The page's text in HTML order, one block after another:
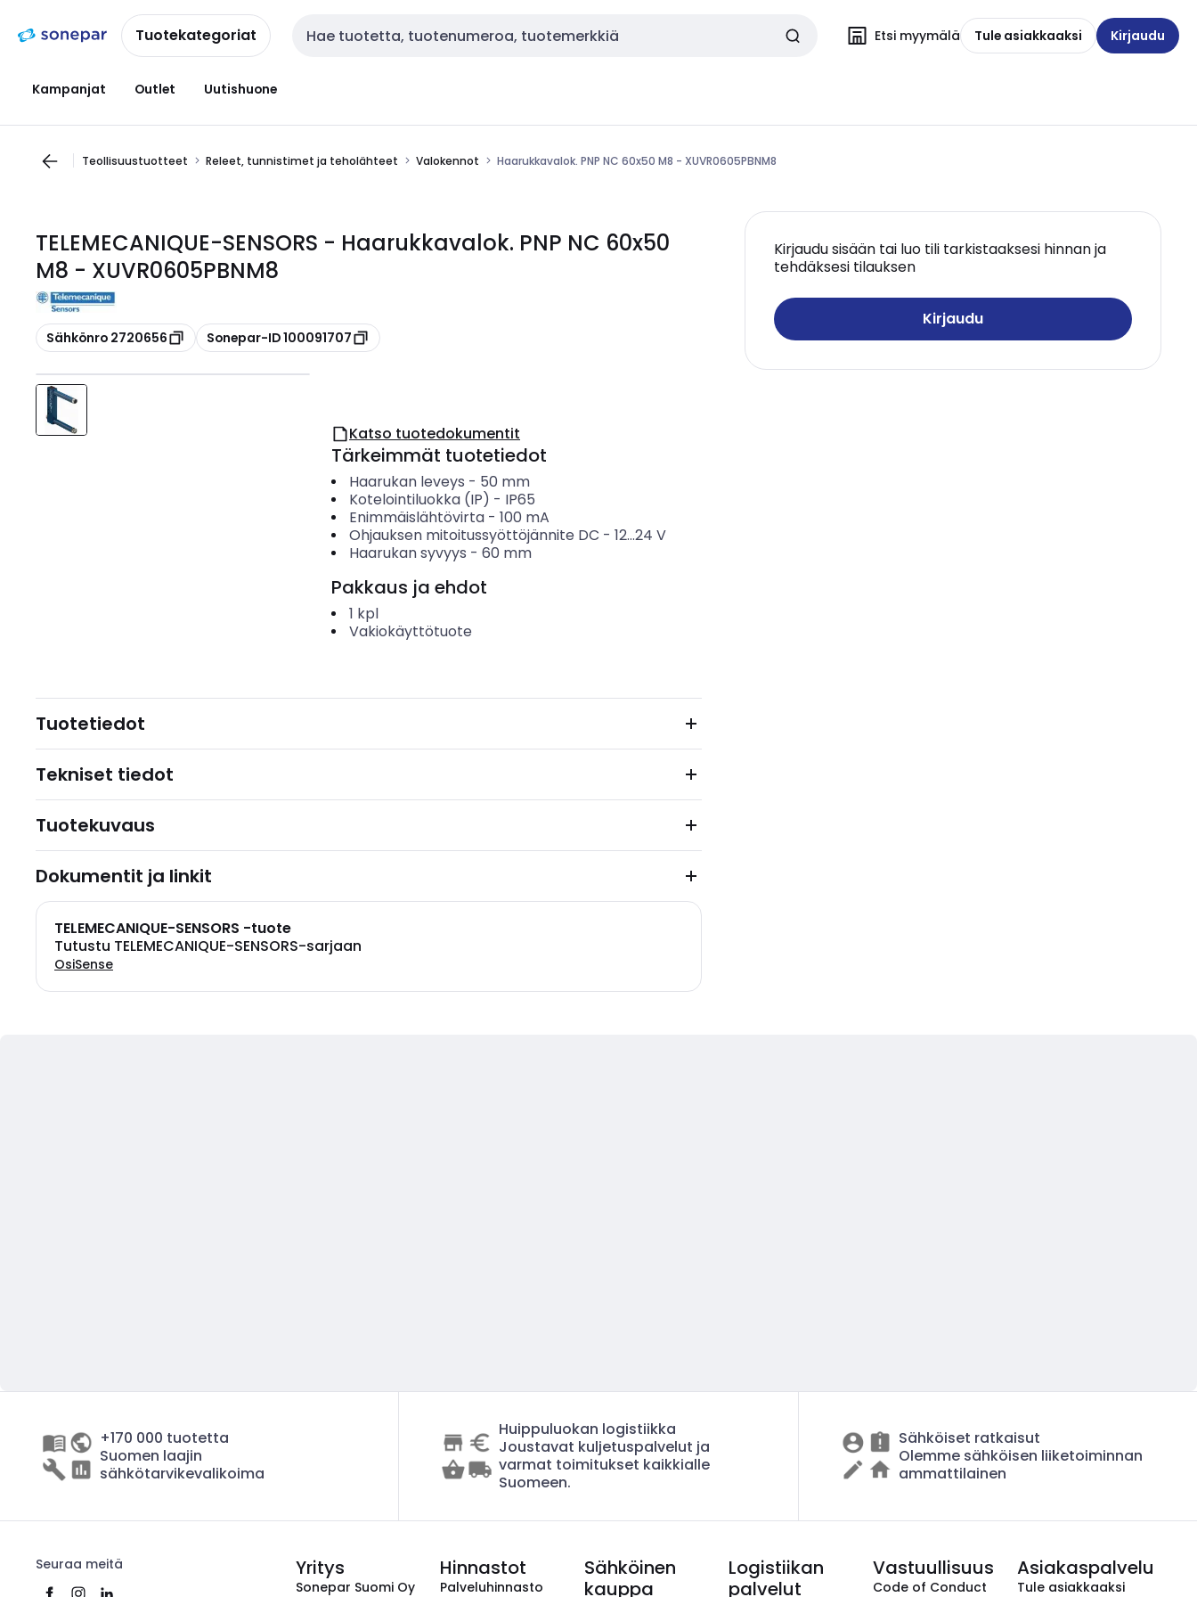
navigointiinsisältöönTuotekategoriat Haku Etsi myymälä Tule asiakkaaksi Kirjaudu
Kampanjat Outlet Uutishuone
Teollisuustuotteet Releet, tunnistimet ja teholähteet Valokennot Haarukkavalok. PNP NC 60x50 M8 - XUVR0605PBNM8
TELEMECANIQUE-SENSORS - Haarukkavalok. PNP NC 60x50
M8 - XUVR0605PBNM8
Kopioi
Sähkönro 2720656 Kopioi
Sonepar-ID 100091707
Kirjaudu sisään tai luo tili tarkistaaksesi hinnan ja
tehdäksesi tilauksen
Kirjaudu
Katso tuotedokumentit
Tärkeimmät tuotetiedot
Haarukan leveys - 50 mm
Kotelointiluokka (IP) - IP65
Enimmäislähtövirta- 100 mA
Ohjauksen mitoitussyöttöjännite DC - 12...24 V
Haarukan syvyys - 60 mm
Pakkaus ja ehdot
1 kpl
Vakiokäyttötuote
Tuotetiedot
Tekniset tiedot
Tuotekuvaus
Dokumentit ja linkit
TELEMECANIQUE-SENSORS -tuote
Tutustu TELEMECANIQUE-SENSORS-sarjaan
OsiSense
+170 000 tuotetta
Suomen laajin
sähkötarvikevalikoima
Huippuluokan logistiikka
Joustavat kuljetuspalvelut ja
varmat toimitukset kaikkialle
Suomeen.
Sähköiset ratkaisut
Olemme sähköisen liiketoiminnan
ammattilainen
Seuraa meitä Yritys
Sonepar Suomi Oy
Hinnastot
Palveluhinnasto
Sähköinen
kauppa
Logistiikan
palvelut
Vastuullisuus
Code of Conduct
Asiakaspalvelu
Tule asiakkaaksi